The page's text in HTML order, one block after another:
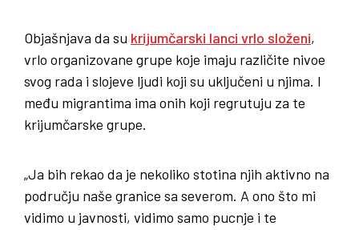
Objašnjava da su krijumčarski lanci vrlo složeni,
vrlo organizovane grupe koje imaju različite nivoe
svog rada i slojeve ljudi koji su uključeni u njima. I
među migrantima ima onih koji regrutuju za te
krijumčarske grupe.
„Ja bih rekao da je nekoliko stotina njih aktivno na
području naše granice sa severom. A ono što mi
vidimo u javnosti, vidimo samo pucnje i te